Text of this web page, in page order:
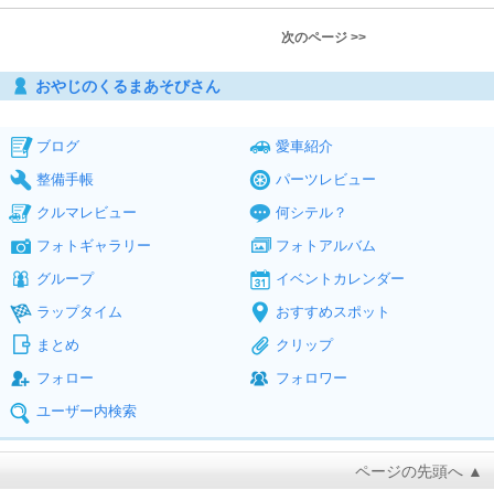
次のページ >>
おやじのくるまあそびさん
ブログ
愛車紹介
整備手帳
パーツレビュー
クルマレビュー
何シテル？
フォトギャラリー
フォトアルバム
グループ
イベントカレンダー
ラップタイム
おすすめスポット
まとめ
クリップ
フォロー
フォロワー
ユーザー内検索
ページの先頭へ ▲